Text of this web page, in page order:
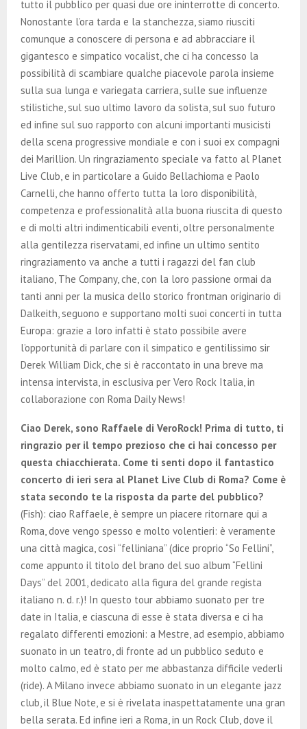
tutto il pubblico per quasi due ore ininterrotte di concerto.
Nonostante l’ora tarda e la stanchezza, siamo riusciti
comunque a conoscere di persona e ad abbracciare il
gigantesco e simpatico vocalist, che ci ha concesso la
possibilità di scambiare qualche piacevole parola insieme
sulla sua lunga e variegata carriera, sulle sue influenze
stilistiche, sul suo ultimo lavoro da solista, sul suo futuro
ed infine sul suo rapporto con alcuni importanti musicisti
della scena progressive mondiale e con i suoi ex compagni
dei Marillion. Un ringraziamento speciale va fatto al Planet
Live Club, e in particolare a Guido Bellachioma e Paolo
Carnelli, che hanno offerto tutta la loro disponibilità,
competenza e professionalità alla buona riuscita di questo
e di molti altri indimenticabili eventi, oltre personalmente
alla gentilezza riservatami, ed infine un ultimo sentito
ringraziamento va anche a tutti i ragazzi del fan club
italiano, The Company, che, con la loro passione ormai da
tanti anni per la musica dello storico frontman originario di
Dalkeith, seguono e supportano molti suoi concerti in tutta
Europa: grazie a loro infatti è stato possibile avere
l’opportunità di parlare con il simpatico e gentilissimo sir
Derek William Dick, che si è raccontato in una breve ma
intensa intervista, in esclusiva per Vero Rock Italia, in
collaborazione con Roma Daily News!
Ciao Derek, sono Raffaele di VeroRock! Prima di tutto, ti
ringrazio per il tempo prezioso che ci hai concesso per
questa chiacchierata. Come ti senti dopo il fantastico
concerto di ieri sera al Planet Live Club di Roma? Come è
stata secondo te la risposta da parte del pubblico?
(Fish): ciao Raffaele, è sempre un piacere ritornare qui a
Roma, dove vengo spesso e molto volentieri: è veramente
una città magica, così “felliniana” (dice proprio “So Fellini”,
come appunto il titolo del brano del suo album “Fellini
Days” del 2001, dedicato alla figura del grande regista
italiano n. d. r.)! In questo tour abbiamo suonato per tre
date in Italia, e ciascuna di esse è stata diversa e ci ha
regalato differenti emozioni: a Mestre, ad esempio, abbiamo
suonato in un teatro, di fronte ad un pubblico seduto e
molto calmo, ed è stato per me abbastanza difficile vederli
(ride). A Milano invece abbiamo suonato in un elegante jazz
club, il Blue Note, e si è rivelata inaspettatamente una gran
bella serata. Ed infine ieri a Roma, in un Rock Club, dove il